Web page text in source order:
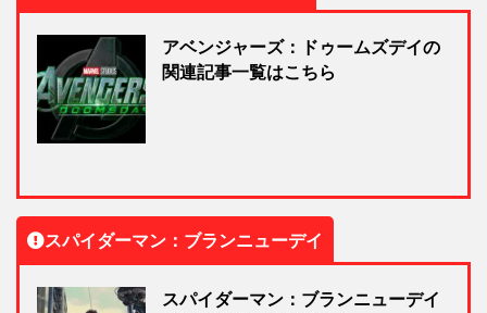
アベンジャーズ：ドゥームズデイの
関連記事一覧はこちら
スパイダーマン：ブランニューデイ
スパイダーマン：ブランニューデイ